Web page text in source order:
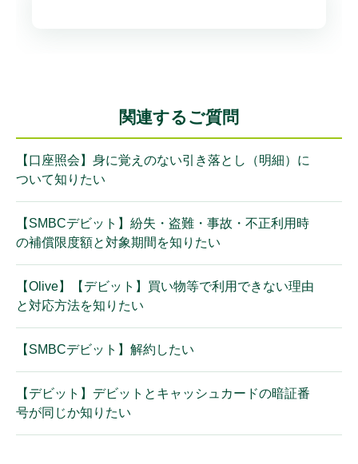
関連するご質問
【口座照会】身に覚えのない引き落とし（明細）に
ついて知りたい
【SMBCデビット】紛失・盗難・事故・不正利用時
の補償限度額と対象期間を知りたい
【Olive】【デビット】買い物等で利用できない理由
と対応方法を知りたい
【SMBCデビット】解約したい
【デビット】デビットとキャッシュカードの暗証番
号が同じか知りたい